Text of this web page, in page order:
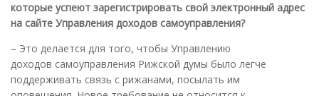
которые успеют зарегистрировать свой электронный адрес
на сайте Управления доходов самоуправления?
– Это делается для того, чтобы Управлению
доходов самоуправления Рижской думы было легче
поддерживать связь с рижанами, посылать им